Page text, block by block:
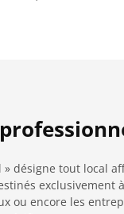
désigne tout local
exclusivement
ou encore les